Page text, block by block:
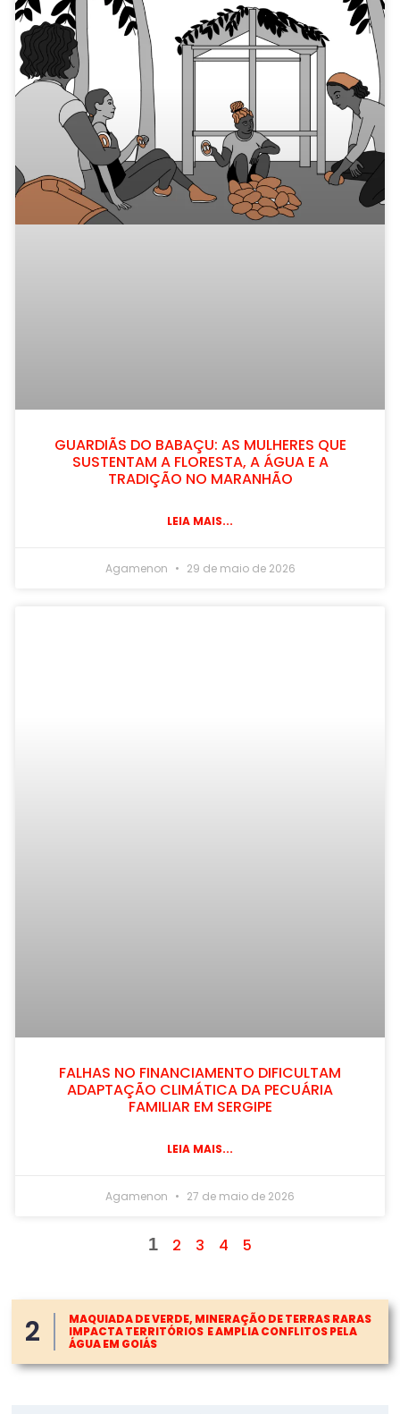
GUARDIÃS DO BABAÇU: AS MULHERES QUE
SUSTENTAM A FLORESTA, A ÁGUA E A
TRADIÇÃO NO MARANHÃO
LEIA MAIS...
Agamenon 29 de maio de 2026
FALHAS NO FINANCIAMENTO DIFICULTAM
ADAPTAÇÃO CLIMÁTICA DA PECUÁRIA
FAMILIAR EM SERGIPE
LEIA MAIS...
Agamenon 27 de maio de 2026
1 2 3 4 5
2
MAQUIADA DE VERDE, MINERAÇÃO DE TERRAS RARAS
IMPACTA TERRITÓRIOS E AMPLIA CONFLITOS PELA
ÁGUA EM GOIÁS